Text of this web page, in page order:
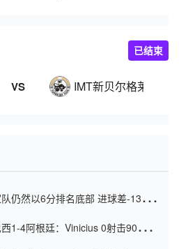
VS IMT新贝尔格莱德
已结束
仍然以6分排名底部 进球差-13令人
1-4阿根廷：Vinicius 0射击90分钟